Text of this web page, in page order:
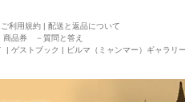
ご利用規約 | 配送と返品について
商品券 －質問と答え
| ゲストブック | ビルマ（ミャンマー）ギャラリ